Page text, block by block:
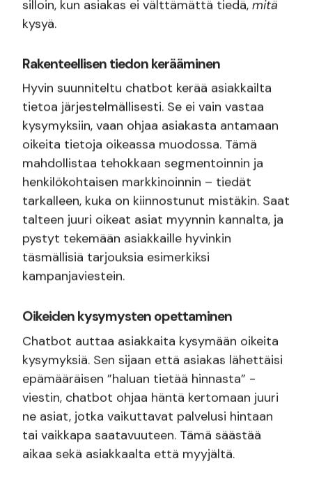
silloin, kun asiakas ei välttämättä tiedä, mitä
kysyä.
Rakenteellisen tiedon kerääminen
Hyvin suunniteltu chatbot kerää asiakkailta
tietoa järjestelmällisesti. Se ei vain vastaa
kysymyksiin, vaan ohjaa asiakasta antamaan
oikeita tietoja oikeassa muodossa. Tämä
mahdollistaa tehokkaan segmentoinnin ja
henkilökohtaisen markkinoinnin – tiedät
tarkalleen, kuka on kiinnostunut mistäkin. Saat
talteen juuri oikeat asiat myynnin kannalta, ja
pystyt tekemään asiakkaille hyvinkin
täsmällisiä tarjouksia esimerkiksi
kampanjaviestein.
Oikeiden kysymysten opettaminen
Chatbot auttaa asiakkaita kysymään oikeita
kysymyksiä. Sen sijaan että asiakas lähettäisi
epämääräisen ”haluan tietää hinnasta” -
viestin, chatbot ohjaa häntä kertomaan juuri
ne asiat, jotka vaikuttavat palvelusi hintaan
tai vaikkapa saatavuuteen. Tämä säästää
aikaa sekä asiakkaalta että myyjältä.